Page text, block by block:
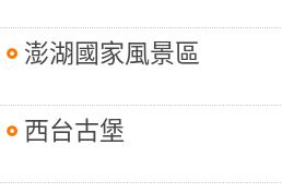
澎湖國家風景區
西台古堡